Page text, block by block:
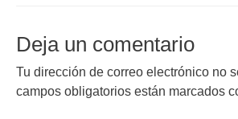
Deja un comentario
Tu dirección de correo electrónico no
campos obligatorios están marcados